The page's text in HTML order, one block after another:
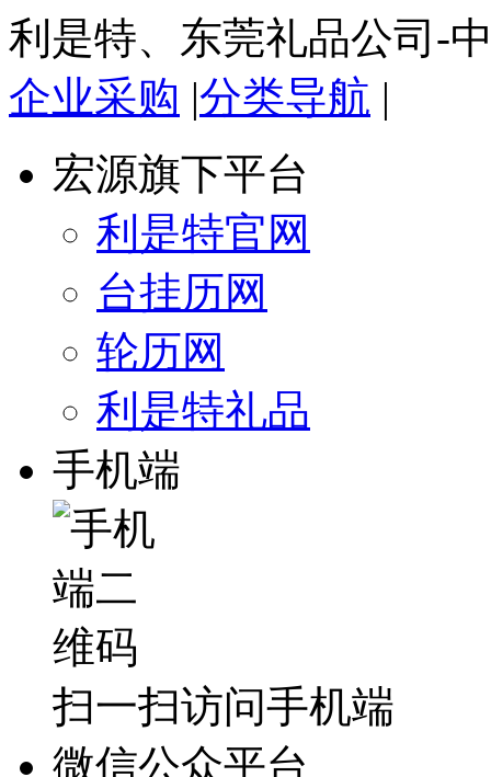
利是特、东莞礼品公司-
企业采购 |分类导航 |
宏源旗下平台
利是特官网
台挂历网
轮历网
利是特礼品
手机端
扫一扫访问手机端
微信公众平台